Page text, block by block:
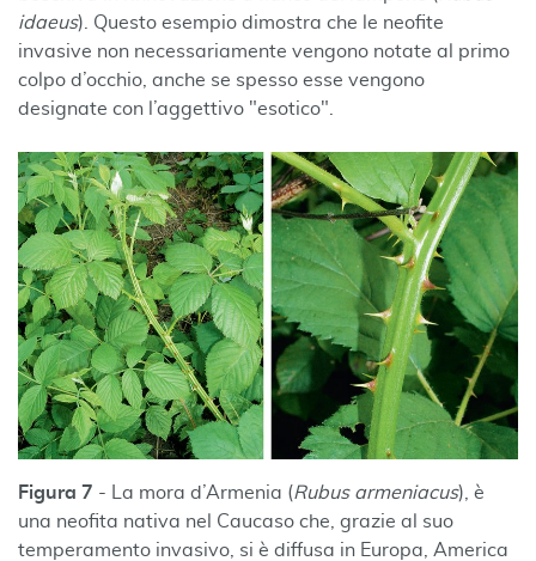
idaeus). Questo esempio dimostra che le neofite
invasive non necessariamente vengono notate al primo
colpo d’occhio, anche se spesso esse vengono
designate con l’aggettivo "esotico".
Figura 7 - La mora d’Armenia (Rubus armeniacus), è
una neofita nativa nel Caucaso che, grazie al suo
temperamento invasivo, si è diffusa in Europa, America